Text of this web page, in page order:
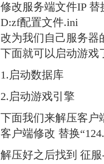
修改服务端文件IP 替
D:zf配置文件.ini
改为我们自己服务器
下面就可以启动游戏
1.启动数据库
2.启动游戏引擎
下面我们来解压客户
客户端修改 替换
解压好之后找到 征